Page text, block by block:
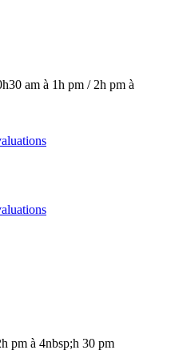
am à 1h pm / 2h pm à
pm à 4nbsp;h 30 pm